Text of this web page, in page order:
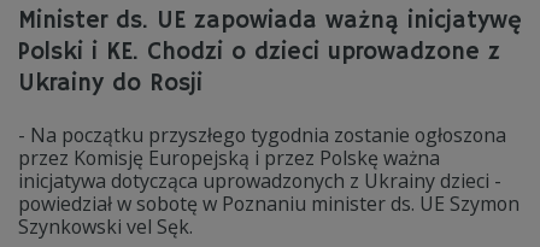
Minister ds. UE zapowiada ważną inicjatywę
Polski i KE. Chodzi o dzieci uprowadzone z
Ukrainy do Rosji
- Na początku przyszłego tygodnia zostanie ogłoszona
przez Komisję Europejską i przez Polskę ważna
inicjatywa dotycząca uprowadzonych z Ukrainy dzieci -
powiedział w sobotę w Poznaniu minister ds. UE Szymon
Szynkowski vel Sęk.